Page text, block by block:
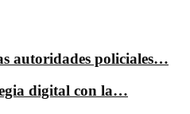
autoridades policiales…
digital con la…